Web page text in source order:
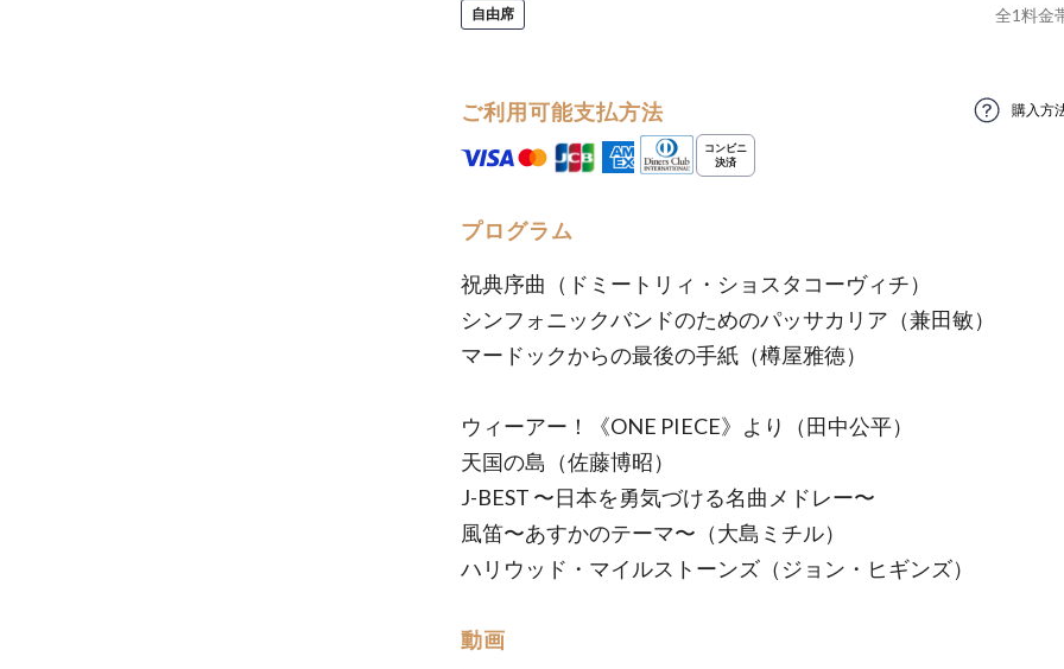
自由席 全1料金
ご利用可能支払方法 購入方
プログラム
祝典序曲（ドミートリィ・ショスタコーヴィチ）
シンフォニックバンドのためのパッサカリア（兼田敏）
マードックからの最後の手紙（樽屋雅徳）
ウィーアー！《ONE PIECE》より（田中公平）
天国の島（佐藤博昭）
J-BEST 〜日本を勇気づける名曲メドレー〜
風笛〜あすかのテーマ〜（大島ミチル）
ハリウッド・マイルストーンズ（ジョン・ヒギンズ）
動画